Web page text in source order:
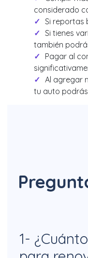
considerado
Si reportas
Si tienes
también
Pagar al
Al agregar
tu auto
1-